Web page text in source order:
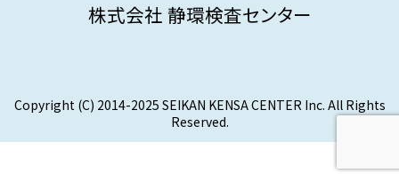
株式会社 静環検査センター
Copyright (C) 2014-2025 SEIKAN KENSA CENTER Inc. All Rights
Reserved.